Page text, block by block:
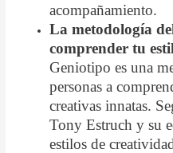
acompañamiento.
La metodología
comprender tu
Geniotipo es una
personas a
creativas innatas.
Tony Estruch y su
estilos de